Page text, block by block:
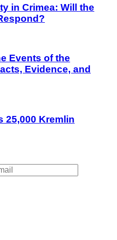
in Crimea: Will the
Events of the
Evidence, and
25,000 Kremlin